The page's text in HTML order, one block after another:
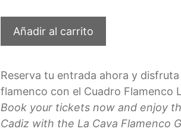
Añadir al carrito
Reserva tu entrada ahora y
flamenco con el Cuadro Flamenco
Book your tickets now and enjoy
Cadiz with the La Cava Flamenco